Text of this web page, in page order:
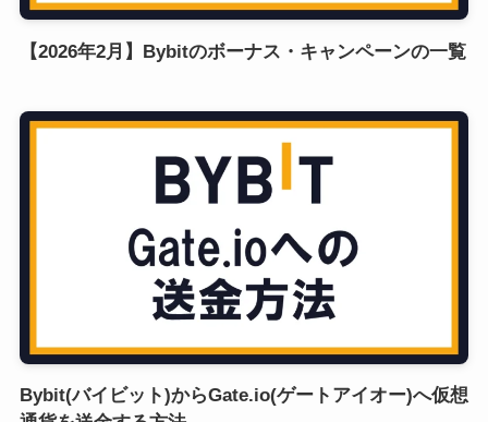
【2026年2月】Bybitのボーナス・キャンペーンの一覧
Bybit(バイビット)からGate.io(ゲートアイオー)へ仮想